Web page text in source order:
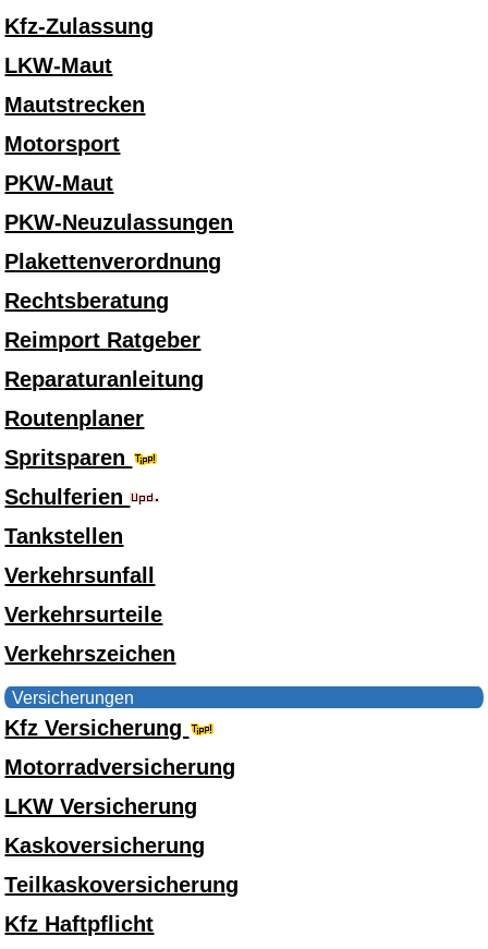
Kfz-Zulassung
LKW-Maut
Mautstrecken
Motorsport
PKW-Maut
PKW-Neuzulassungen
Plakettenverordnung
Rechtsberatung
Reimport Ratgeber
Reparaturanleitung
Routenplaner
Spritsparen
Schulferien
Tankstellen
Verkehrsunfall
Verkehrsurteile
Verkehrszeichen
Versicherungen
Kfz Versicherung
Motorradversicherung
LKW Versicherung
Kaskoversicherung
Teilkaskoversicherung
Kfz Haftpflicht